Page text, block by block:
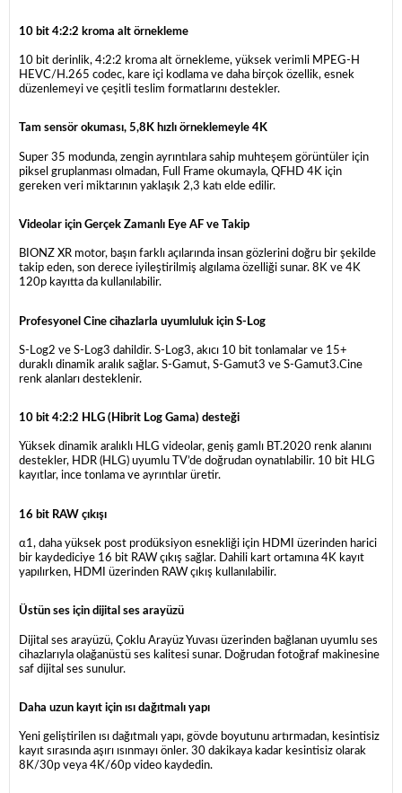
10 bit 4:2:2 kroma alt örnekleme
10 bit derinlik, 4:2:2 kroma alt örnekleme, yüksek verimli MPEG-H
HEVC/H.265 codec, kare içi kodlama ve daha birçok özellik, esnek
düzenlemeyi ve çeşitli teslim formatlarını destekler.
Tam sensör okuması, 5,8K hızlı örneklemeyle 4K
Super 35 modunda, zengin ayrıntılara sahip muhteşem görüntüler için
piksel gruplanması olmadan, Full Frame okumayla, QFHD 4K için
gereken veri miktarının yaklaşık 2,3 katı elde edilir.
Videolar için Gerçek Zamanlı Eye AF ve Takip
BIONZ XR motor, başın farklı açılarında insan gözlerini doğru bir şekilde
takip eden, son derece iyileştirilmiş algılama özelliği sunar. 8K ve 4K
120p kayıtta da kullanılabilir.
Profesyonel Cine cihazlarla uyumluluk için S-Log
S-Log2 ve S-Log3 dahildir. S-Log3, akıcı 10 bit tonlamalar ve 15+
duraklı dinamik aralık sağlar. S-Gamut, S-Gamut3 ve S-Gamut3.Cine
renk alanları desteklenir.
10 bit 4:2:2 HLG (Hibrit Log Gama) desteği
Yüksek dinamik aralıklı HLG videolar, geniş gamlı BT.2020 renk alanını
destekler, HDR (HLG) uyumlu TV’de doğrudan oynatılabilir. 10 bit HLG
kayıtlar, ince tonlama ve ayrıntılar üretir.
16 bit RAW çıkışı
α1, daha yüksek post prodüksiyon esnekliği için HDMI üzerinden harici
bir kaydediciye 16 bit RAW çıkış sağlar. Dahili kart ortamına 4K kayıt
yapılırken, HDMI üzerinden RAW çıkış kullanılabilir.
Üstün ses için dijital ses arayüzü
Dijital ses arayüzü, Çoklu Arayüz Yuvası üzerinden bağlanan uyumlu ses
cihazlarıyla olağanüstü ses kalitesi sunar. Doğrudan fotoğraf makinesine
saf dijital ses sunulur.
Daha uzun kayıt için ısı dağıtmalı yapı
Yeni geliştirilen ısı dağıtmalı yapı, gövde boyutunu artırmadan, kesintisiz
kayıt sırasında aşırı ısınmayı önler. 30 dakikaya kadar kesintisiz olarak
8K/30p veya 4K/60p video kaydedin.